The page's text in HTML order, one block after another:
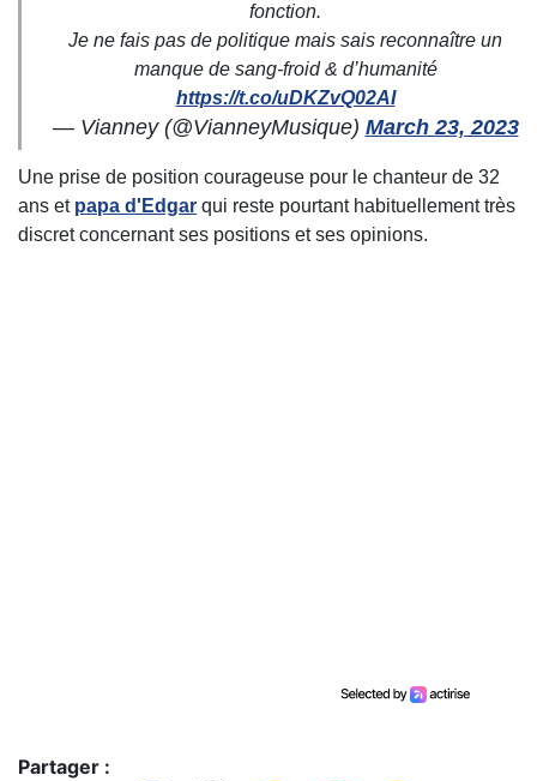
fonction.
Je ne fais pas de politique mais sais reconnaître un
manque de sang-froid & d’humanité
https://t.co/uDKZvQ02AI
— Vianney (@VianneyMusique) March 23, 2023
Une prise de position courageuse pour le chanteur de 32
ans et papa d'Edgar qui reste pourtant habituellement très
discret concernant ses positions et ses opinions.
Partager :